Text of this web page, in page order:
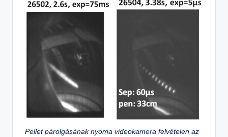
Pellet párolgásának nyoma videokamera felvételen az